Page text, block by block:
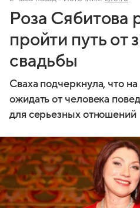
Роза Сябитова
пройти путь от
свадьбы
Сваха подчеркнула, что
ожидать от человека
для серьезных отношений